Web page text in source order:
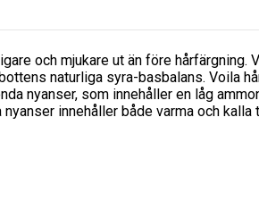
och mjukare ut än före hårfärgning.
naturliga syra-basbalans. Voila
nyanser, som innehåller en låg
innehåller både varma och kalla